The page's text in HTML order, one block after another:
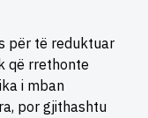
për të reduktuar
që rrethonte
i mban
por gjithashtu